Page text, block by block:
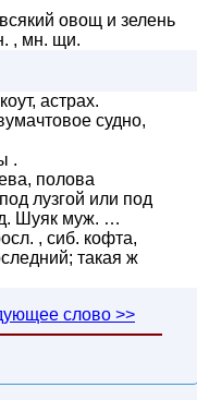
овощ и зелень
, мн. щи.
астрах.
судно,
.
полова
лузгой или под
Шуяк муж. …
, сиб. кофта,
такая ж
слово >>